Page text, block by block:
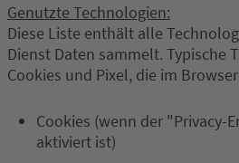
Genutzte Technologien:
Diese Liste enthält alle
Dienst Daten sammelt. Typische
Cookies und Pixel, die im
Cookies (wenn der "Privacy-
aktiviert ist)